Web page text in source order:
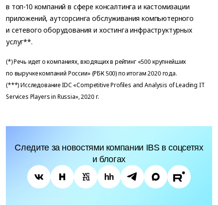
в топ-10 компаний в сфере консалтинга и кастомизации
приложений, аутсорсинга обслуживания компьютерного
и сетевого оборудования и хостинга инфраструктурных
услуг**.
(*) Речь идет о компаниях, входящих в рейтинг «500 крупнейших
по выручке компаний России» (РБК 500) по итогам 2020 года.
(***) Исследование IDC «Competitive Profiles and Analysis of Leading IT
Services Players in Russia», 2020 г.
Следите за новостями компании IBS в соцсетях
и блогах